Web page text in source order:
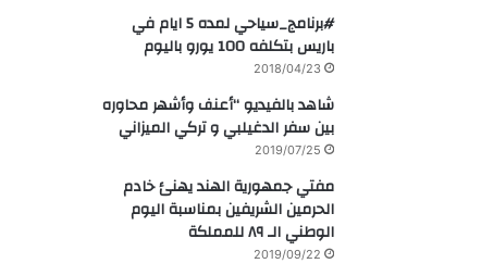
#برنامج_سياحي لمده 5 ايام في
باريس بتكلفه 100 يورو باليوم
2018/04/23
شاهد بالفيديو “أعنف وأشهر محاوره
بين سفر الدغيلبي و تركي الميزاني
2019/07/25
مفتي جمهورية الهند يهنئ خادم
الحرمين الشريفين بمناسبة اليوم
الوطني الـ ٨٩ للمملكة
2019/09/22